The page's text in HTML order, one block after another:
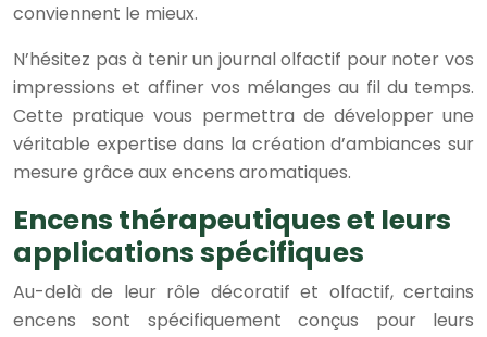
conviennent le mieux.
N’hésitez pas à tenir un journal olfactif pour noter vos
impressions et affiner vos mélanges au fil du temps.
Cette pratique vous permettra de développer une
véritable expertise dans la création d’ambiances sur
mesure grâce aux encens aromatiques.
Encens thérapeutiques et leurs
applications spécifiques
Au-delà de leur rôle décoratif et olfactif, certains
encens sont spécifiquement conçus pour leurs